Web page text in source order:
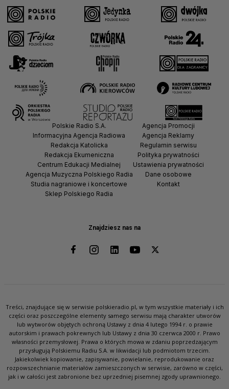
Znajdziesz nas na
Polskie Radio S.A.
Informacyjna Agencja Radiowa
Redakcja Katolicka
Redakcja Ekumeniczna
Centrum Edukacji Medialnej
Agencja Muzyczna Polskiego Radia
Studia nagraniowe i koncertowe
Sklep Polskiego Radia
Agencja Promocji
Agencja Reklamy
Regulamin serwisu
Polityka prywatności
Ustawienia prywatności
Dane osobowe
Kontakt
Treści, znajdujące się w serwisie polskieradio.pl, w tym wszystkie materiały i ich
części oraz poszczególne elementy samego serwisu mają charakter utworów
lub wytworów objętych ochroną Ustawy z dnia 4 lutego 1994 r. o prawie
autorskim i prawach pokrewnych lub Ustawy z dnia 30 czerwca 2000 r. Prawo
własności przemysłowej. Prawa o których mowa w zdaniu poprzedzającym
przysługują Polskiemu Radiu S.A. w likwidacji lub podmiotom trzecim.
Jakiekolwiek kopiowanie, zapisywanie, powielanie, reprodukowanie oraz
rozpowszechnianie materiałów zamieszczonych w serwisie, zarówno w części,
jak i w całości jest zabronione bez uprzedniej pisemnej zgody uprawnionego.